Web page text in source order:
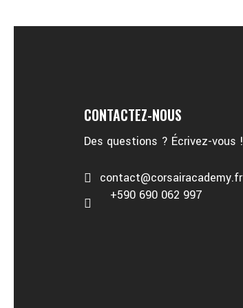
CONTACTEZ-NOUS
Des questions ? Écrivez-vous !
contact@corsairacademy.fr
+590 690 062 997